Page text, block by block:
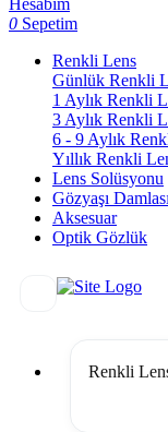
Hesabım
0 Sepetim
Renkli Lens
Günlük Renkli
1 Aylık Renkli
3 Aylık Renkli
6 - 9 Aylık
Yıllık Renkli
Lens Solüsyonu
Gözyaşı Damlası
Aksesuar
Optik Gözlük
Renkli